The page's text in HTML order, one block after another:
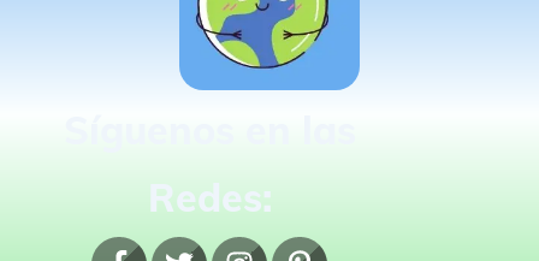
Redes: